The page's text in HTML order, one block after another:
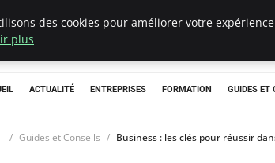
De Tête
ACTUALITÉ ENTREPRISES FORMATION GUIDES ET
Guides et Conseils Business : les clés pour réussir
des cookies pour améliorer votre
plus